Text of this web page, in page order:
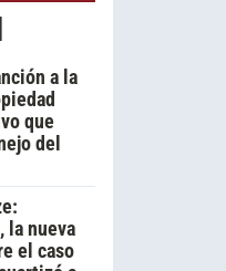
a la
que
del
la nueva
el caso